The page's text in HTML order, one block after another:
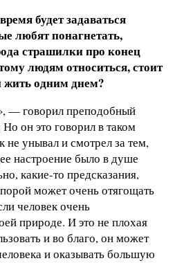
будет задаваться
любят понагнетать,
страшилки про конец
людям относиться, стоит
жить одним днем?
— говорил преподобный
он это говорил в таком
не унывал и смотрел за тем,
настроение было в душе
какие-то предсказания,
может очень отягощать
человек очень
природе. И это не плохая
и во благо, он может
и оказывать большую